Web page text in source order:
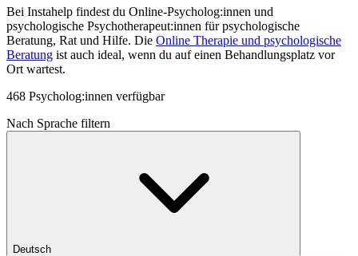
Bei Instahelp findest du Online-Psycholog:innen und
psychologische Psychotherapeut:innen für psychologische
Beratung, Rat und Hilfe. Die Online Therapie und psychologische
Beratung ist auch ideal, wenn du auf einen Behandlungsplatz vor
Ort wartest.
468 Psycholog:innen verfügbar
Nach Sprache filtern
Deutsch